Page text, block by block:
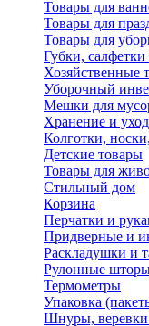
Товары для
Товары для
Товары для
Губки,
Хозяйственные
Уборочный
Мешки для
Хранение и
Колготки,
Детские товары
Товары для
Стильный дом
Корзина
Перчатки и
Придверные и
Раскладушки и
Рулонные
Термометры
Упаковка
Шнуры,